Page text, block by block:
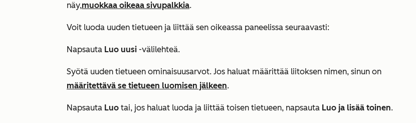
näy,muokkaa oikeaa sivupalkkia.
Voit luoda uuden tietueen ja liittää sen oikeassa paneelissa seuraavasti:
Napsauta Luo uusi -välilehteä.
Syötä uuden tietueen ominaisuusarvot. Jos haluat määrittää liitoksen nimen, sinun on
määritettävä se tietueen luomisen jälkeen.
Napsauta Luo tai, jos haluat luoda ja liittää toisen tietueen, napsauta Luo ja lisää toinen.